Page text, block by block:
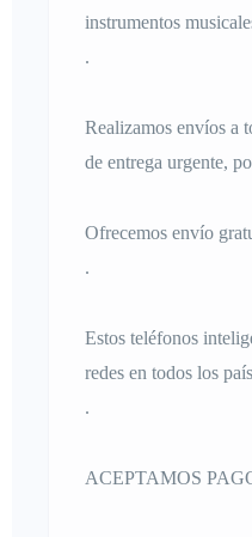
instrumentos
.
Realizamos envíos a
de entrega urgente,
Ofrecemos envío
.
Estos teléfonos
redes en todos los
.
ACEPTAMOS